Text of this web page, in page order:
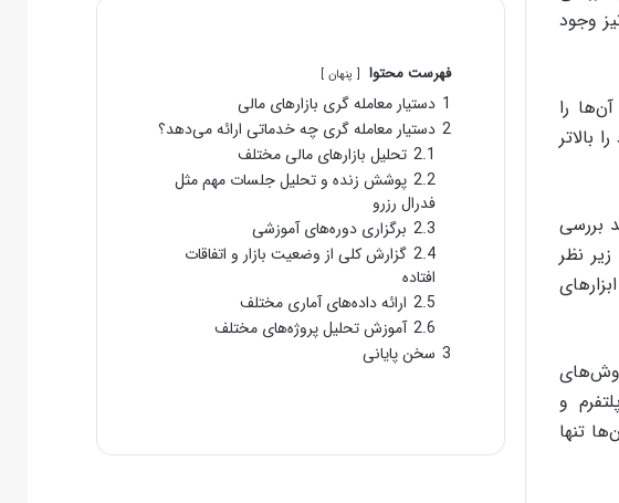
وجود
را
بررسی
نظر
روش‌های
و
تنها
فهرست محتوا پنهان
1 دستیار معامله گری بازارهای مالی
2 دستیار معامله گری چه خدماتی ارائه می‌دهد؟
2.1 تحلیل بازارهای مالی مختلف
2.2 پوشش زنده و تحلیل جلسات مهم مثل
فدرال رزرو
2.3 برگزاری دوره‌های آموزشی
2.4 گزارش کلی از وضعیت بازار و اتفاقات
افتاده
2.5 ارائه داده‌های آماری مختلف
2.6 آموزش تحلیل پروژه‌های مختلف
3 سخن پایانی